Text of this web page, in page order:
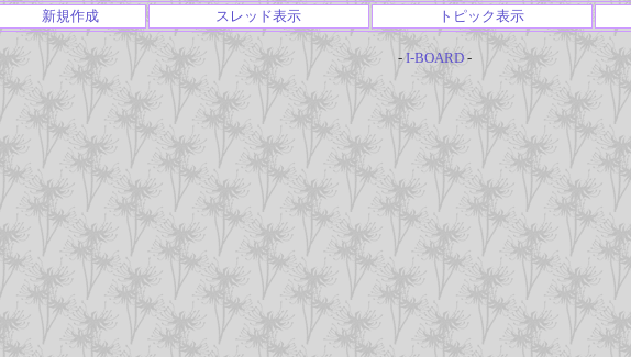
新規作成 スレッド表示 トピック表示
- I-BOARD-